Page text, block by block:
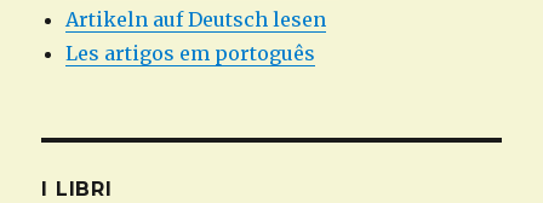
Artikeln auf Deutsch lesen
Les artigos em portoguês
I LIBRI